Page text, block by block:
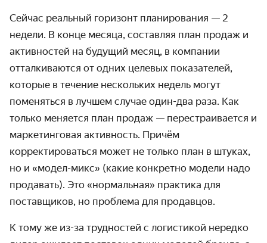
Сейчас реальный горизонт планирования — 2
недели. В конце месяца, составляя план продаж и
активностей на будущий месяц, в компании
отталкиваются от одних целевых показателей,
которые в течение нескольких недель могут
поменяться в лучшем случае один-два раза. Как
только меняется план продаж — перестраивается и
маркетинговая активность. Причём
корректироваться может не только план в штуках,
но и «модел-микс» (какие конкретно модели надо
продавать). Это «нормальная» практика для
поставщиков, но проблема для продавцов.
К тому же из-за трудностей с логистикой нередко